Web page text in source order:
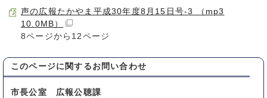
声の広報たかやま平成30年度8月15日号-3 （mp3
10.0MB）
8ページから12ページ
このページに関する お問い合わせ
市長公室 広報公聴課